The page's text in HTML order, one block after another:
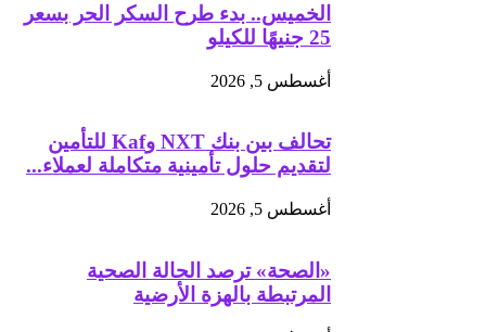
الخميس.. بدء طرح السكر الحر بسعر
25 جنيهًا للكيلو
أغسطس 5, 2026
تحالف بين بنك NXT وKaf للتأمين
لتقديم حلول تأمينية متكاملة لعملاء...
أغسطس 5, 2026
«الصحة» ترصد الحالة الصحية
المرتبطة بالهزة الأرضية